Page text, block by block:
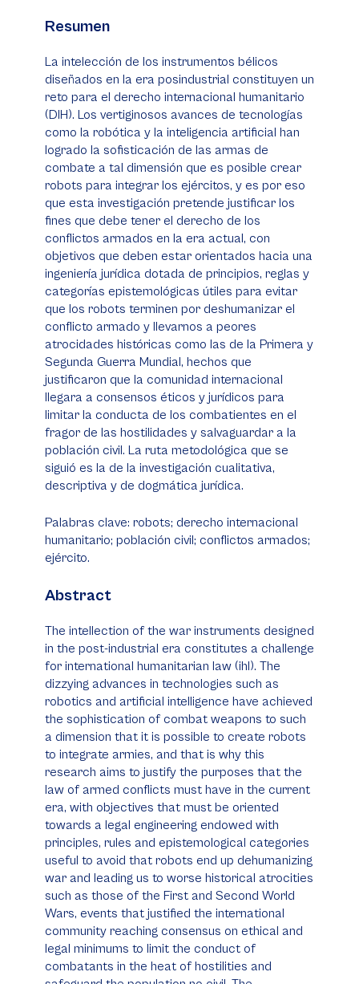
Resumen
La intelección de los instrumentos bélicos
diseñados en la era posindustrial constituyen un
reto para el derecho internacional humanitario
(DIH). Los vertiginosos avances de tecnologías
como la robótica y la inteligencia artificial han
logrado la sofisticación de las armas de
combate a tal dimensión que es posible crear
robots para integrar los ejércitos, y es por eso
que esta investigación pretende justificar los
fines que debe tener el derecho de los
conflictos armados en la era actual, con
objetivos que deben estar orientados hacia una
ingeniería jurídica dotada de principios, reglas y
categorías epistemológicas útiles para evitar
que los robots terminen por deshumanizar el
conflicto armado y llevarnos a peores
atrocidades históricas como las de la Primera y
Segunda Guerra Mundial, hechos que
justificaron que la comunidad internacional
llegara a consensos éticos y jurídicos para
limitar la conducta de los combatientes en el
fragor de las hostilidades y salvaguardar a la
población civil. La ruta metodológica que se
siguió es la de la investigación cualitativa,
descriptiva y de dogmática jurídica.
Palabras clave: robots; derecho internacional
humanitario; población civil; conflictos armados;
ejército.
Abstract
The intellection of the war instruments designed
in the post-industrial era constitutes a challenge
for international humanitarian law (ihl). The
dizzying advances in technologies such as
robotics and artificial intelligence have achieved
the sophistication of combat weapons to such
a dimension that it is possible to create robots
to integrate armies, and that is why this
research aims to justify the purposes that the
law of armed conflicts must have in the current
era, with objectives that must be oriented
towards a legal engineering endowed with
principles, rules and epistemological categories
useful to avoid that robots end up dehumanizing
war and leading us to worse historical atrocities
such as those of the First and Second World
Wars, events that justified the international
community reaching consensus on ethical and
legal minimums to limit the conduct of
combatants in the heat of hostilities and